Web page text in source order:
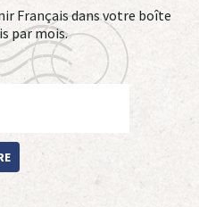
Français dans votre boîte
par mois.